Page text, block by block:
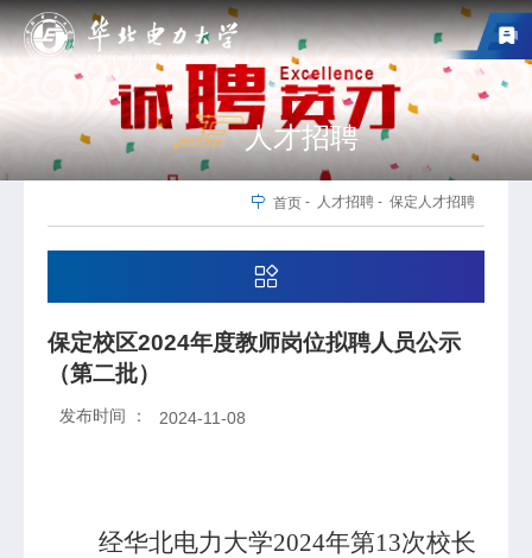
人才招聘
首页 - 人才招聘 - 保定人才招聘
保定校区2024年度教师岗位拟聘人员公示
（第二批）
发布时间 ： 2024-11-08
经华北电力大学2024年第13次校长